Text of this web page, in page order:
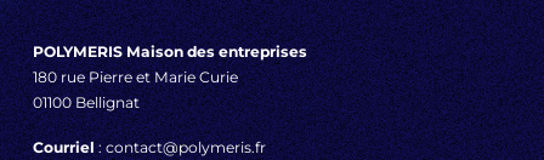
POLYMERIS Maison des entreprises
180 rue Pierre et Marie Curie
01100 Bellignat
Courriel: contact@polymeris.fr